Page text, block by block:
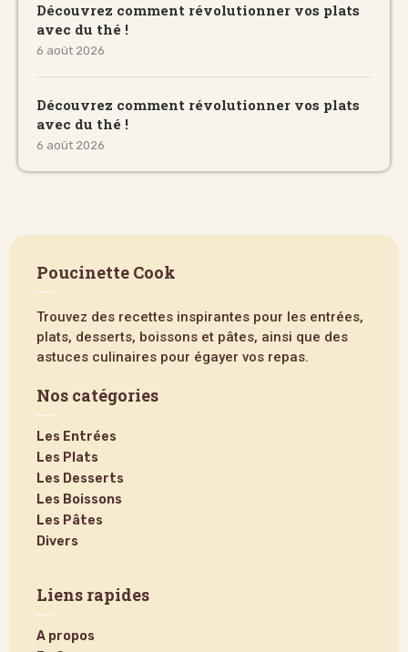
Découvrez comment révolutionner vos plats
avec du thé !
6 août 2026
Découvrez comment révolutionner vos plats
avec du thé !
6 août 2026
Poucinette Cook
Trouvez des recettes inspirantes pour les entrées,
plats, desserts, boissons et pâtes, ainsi que des
astuces culinaires pour égayer vos repas.
Nos catégories
Les Entrées
Les Plats
Les Desserts
Les Boissons
Les Pâtes
Divers
Liens rapides
A propos